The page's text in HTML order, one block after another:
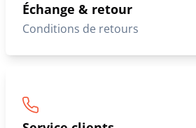
Échange & retour
Conditions de retours